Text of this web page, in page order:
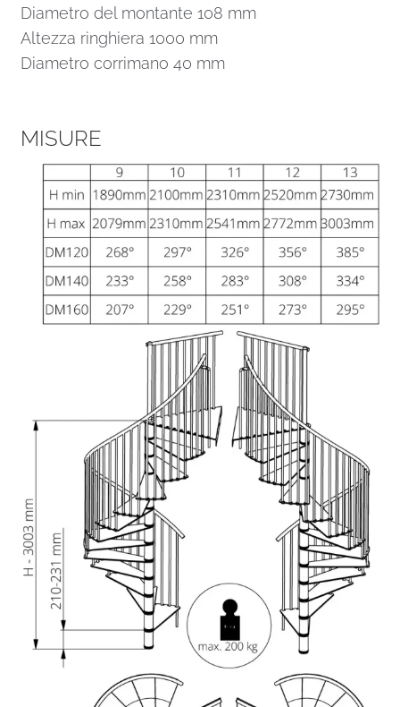
Diametro del montante 108 mm
Altezza ringhiera 1000 mm
Diametro corrimano 40 mm
MISURE